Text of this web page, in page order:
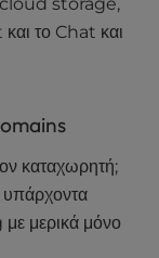
cloud storage,
και το Chat και
καταχωρητή;
υπάρχοντα
μερικά μόνο